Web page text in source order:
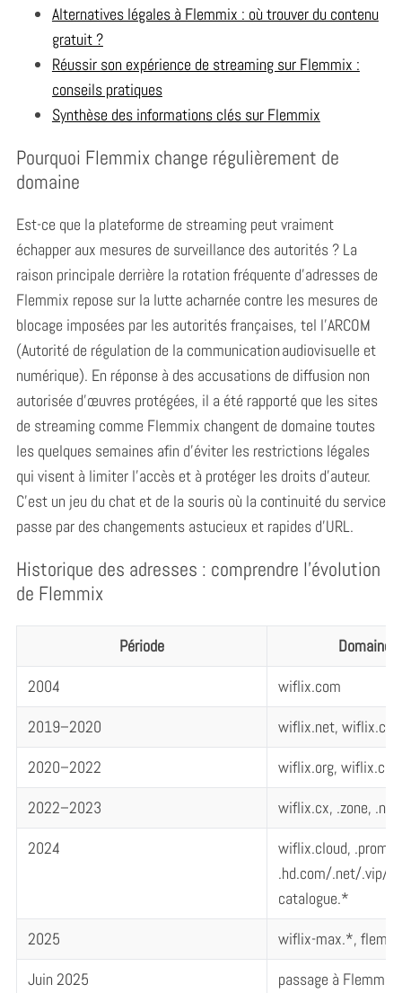
Alternatives légales à Flemmix : où trouver du contenu
gratuit ?
Réussir son expérience de streaming sur Flemmix :
conseils pratiques
Synthèse des informations clés sur Flemmix
Pourquoi Flemmix change régulièrement de
domaine
Est-ce que la plateforme de streaming peut vraiment
échapper aux mesures de surveillance des autorités ? La
raison principale derrière la rotation fréquente d’adresses de
Flemmix repose sur la lutte acharnée contre les mesures de
blocage imposées par les autorités françaises, tel l’ARCOM
(Autorité de régulation de la communication audiovisuelle et
numérique). En réponse à des accusations de diffusion non
autorisée d’œuvres protégées, il a été rapporté que les sites
de streaming comme Flemmix changent de domaine toutes
les quelques semaines afin d’éviter les restrictions légales
qui visent à limiter l’accès et à protéger les droits d’auteur.
C’est un jeu du chat et de la souris où la continuité du service
passe par des changements astucieux et rapides d’URL.
Historique des adresses : comprendre l’évolution
de Flemmix
Période
2004
wiflix.com
2019–2020
wiflix.net, wiflix.co
2020–2022
wiflix.org,
2022–2023
wiflix.cx, .zone,
2024
wiflix.cloud,
.hd.com/.net/.vip/
catalogue.*
2025
wiflix-max.*,
Juin 2025
passage à